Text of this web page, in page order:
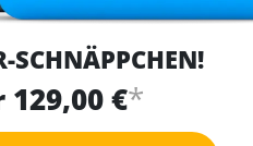
SCHNÄPPCHEN!
129,00 €*